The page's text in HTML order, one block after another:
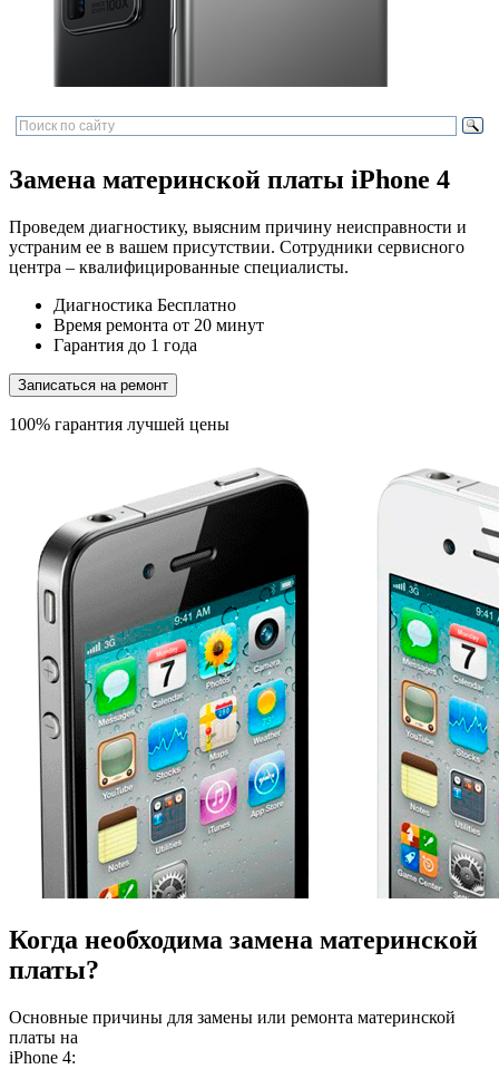
Замена материнской платы iPhone 4
Проведем диагностику, выясним причину неисправности и
устраним ее в вашем присутствии. Сотрудники сервисного
центра – квалифицированные специалисты.
Диагностика Бесплатно
Время ремонта от 20 минут
Гарантия до 1 года
Записаться на ремонт
100% гарантия лучшей цены
Когда необходима замена материнской
платы?
Основные причины для замены или ремонта материнской
платы на
iPhone 4: